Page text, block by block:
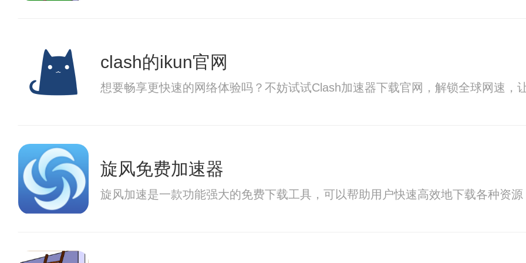
clash的ikun官网
想要畅享更快速的网络体验吗？不妨试试Clash加速器下载官网，解锁全球网速，
旋风免费加速器
旋风加速是一款功能强大的免费下载工具，可以帮助用户快速高效地下载各种资